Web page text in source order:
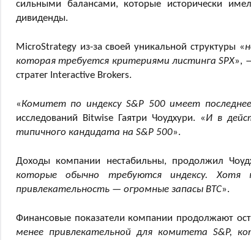
сильными балансами, которые исторически
дивиденды.
MicroStrategy из-за своей уникальной структуры «
которая требуется критериями листинга SPX»,
стратег Interactive Brokers.
«Комитет по индексу S&P 500 имеет
исследований Bitwise Гаятри Чоудхури. «И в
типичного кандидата на S&P 500».
Доходы компании нестабильны, продолжил
которые обычно требуются индексу.
привлекательность — огромные запасы BTC».
Финансовые показатели компании продолжают
менее привлекательной для комитета S&P,